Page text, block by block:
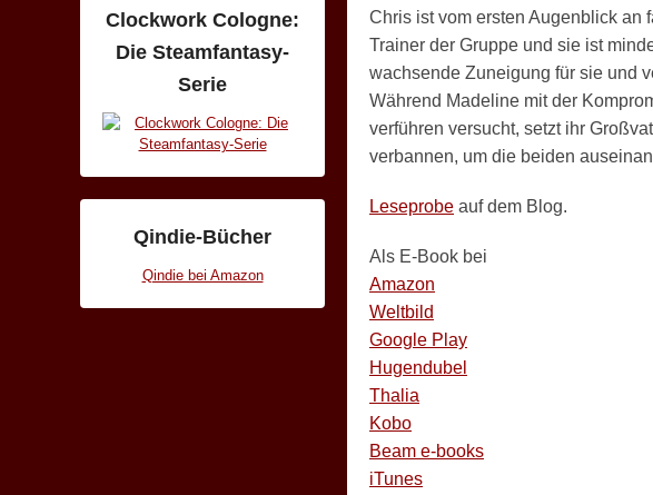
Chris ist vom ersten Augenblick an
Trainer der Gruppe und sie ist
wachsende Zuneigung für sie und
Während Madeline mit der
verführen versucht, setzt ihr
verbannen, um die beiden
Leseprobe auf dem Blog.
Als E-Book bei
Amazon
Weltbild
Google Play
Hugendubel
Thalia
Kobo
Beam e-books
iTunes
Clockwork Cologne:
Die Steamfantasy-
Serie
Qindie-Bücher
Qindie bei Amazon